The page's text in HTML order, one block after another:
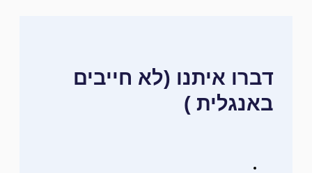
דברו איתנו (לא חייבים
באנגלית )